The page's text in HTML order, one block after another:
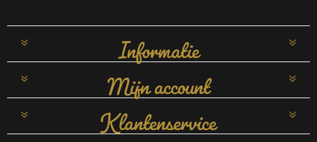
Informatie
Mijn account
Klantenservice